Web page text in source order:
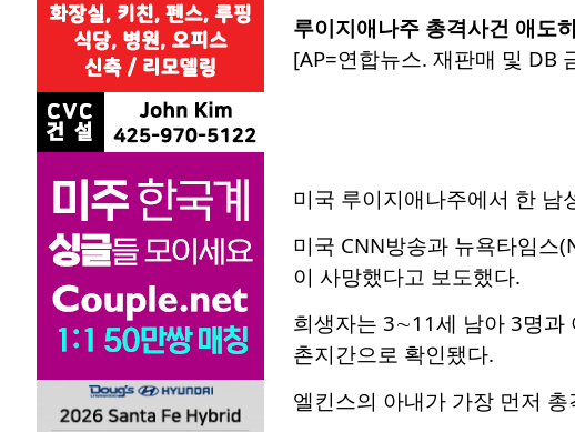
루이지애나주 총격사건 애도
[AP=연합뉴스. 재판매 및 DB
미국 루이지애나주에서 한 남
미국 CNN방송과 뉴욕타임스
이 사망했다고 보도했다.
희생자는 3∼11세 남아 3명과
촌지간으로 확인됐다.
엘킨스의 아내가 가장 먼저